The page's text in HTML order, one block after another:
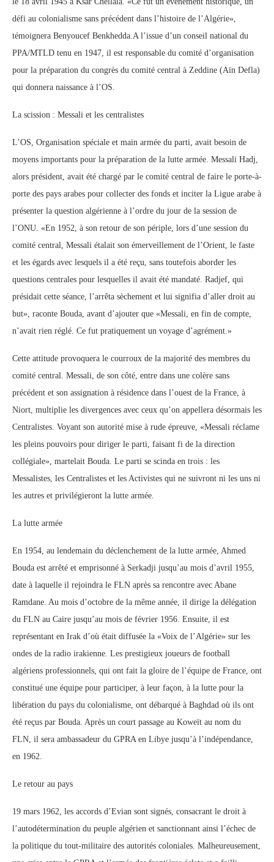
défi au colonialisme sans précédent dans l’histoire de l’Algérie»,
témoignera Benyoucef Benkhedda.A l’issue d’un conseil national du
PPA/MTLD tenu en 1947, il est responsable du comité d’organisation
pour la préparation du congrès du comité central à Zeddine (Aïn Defla)
qui donnera naissance à l’OS.
La scission : Messali et les centralistes
L’OS, Organisation spéciale et main armée du parti, avait besoin de
moyens importants pour la préparation de la lutte armée. Messali Hadj,
alors président, avait été chargé par le comité central de faire le porte-à-
porte des pays arabes pour collecter des fonds et inciter la Ligue arabe à
présenter la question algérienne à l’ordre du jour de la session de
l’ONU. «En 1952, à son retour de son périple, lors d’une session du
comité central, Messali étalait son émerveillement de l’Orient, le faste
et les égards avec lesquels il a été reçu, sans toutefois aborder les
questions centrales pour lesquelles il avait été mandaté. Radjef, qui
présidait cette séance, l’arrêta sèchement et lui signifia d’aller droit au
but», raconte Bouda, avant d’ajouter que «Messali, en fin de compte,
n’avait rien réglé. Ce fut pratiquement un voyage d’agrément.»
Cette attitude provoquera le courroux de la majorité des membres du
comité central. Messali, de son côté, entre dans une colère sans
précédent et son assignation à résidence dans l’ouest de la France, à
Niort, multiplie les divergences avec ceux qu’on appellera désormais les
Centralistes. Voyant son autorité mise à rude épreuve, «Messali réclame
les pleins pouvoirs pour diriger le parti, faisant fi de la direction
collégiale», martelait Bouda. Le parti se scinda en trois : les
Messalistes, les Centralistes et les Activistes qui ne suivront ni les uns ni
les autres et privilégieront la lutte armée.
La lutte armée
En 1954, au lendemain du déclenchement de la lutte armée, Ahmed
Bouda est arrêté et emprisonné à Serkadji jusqu’au mois d’avril 1955,
date à laquelle il rejoindra le FLN après sa rencontre avec Abane
Ramdane. Au mois d’octobre de la même année, il dirige la délégation
du FLN au Caire jusqu’au mois de février 1956. Ensuite, il est
représentant en Irak d’où était diffusée la «Voix de l’Algérie» sur les
ondes de la radio irakienne. Les prestigieux joueurs de football
algériens professionnels, qui ont fait la gloire de l’équipe de France, ont
constitué une équipe pour participer, à leur façon, à la lutte pour la
libération du pays du colonialisme, ont débarqué à Baghdad où ils ont
été reçus par Bouda. Après un court passage au Koweït au nom du
FLN, il sera ambassadeur du GPRA en Libye jusqu’à l’indépendance,
en 1962.
Le retour au pays
19 mars 1962, les accords d’Evian sont signés, consacrant le droit à
l’autodétermination du peuple algérien et sanctionnant ainsi l’échec de
la politique du tout-militaire des autorités coloniales. Malheureusement,